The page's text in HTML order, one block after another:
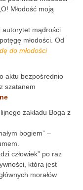
Młodość moją
autorytet mądrości
młodości. Od
do młodości
aktu bezpośrednio
szatanem
zakładu Boga z
bogiem” –
człowiek” po raz
która jest
morałów